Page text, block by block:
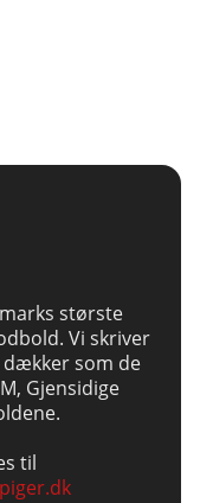
største
Vi skriver
som de
Gjensidige
til